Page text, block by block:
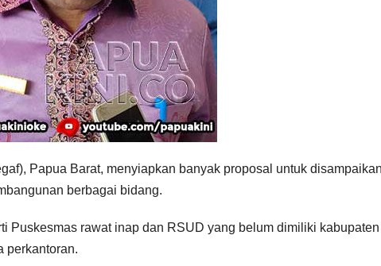
Papua Barat, menyiapkan banyak proposal untuk
berbagai bidang.
Puskesmas rawat inap dan RSUD yang belum dimiliki kabupaten
perkantoran.